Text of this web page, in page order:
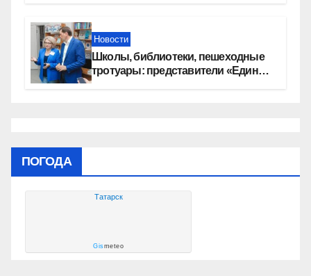
Новости
Школы, библиотеки, пешеходные
тротуары: представители «Единой
ПОГОДА
Татарск
Gismeteo